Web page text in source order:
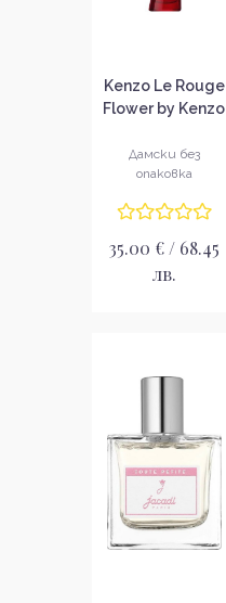
Kenzo Le Rouge
Flower by Kenzo
за жени без
опаковка EDP
Дамски без
опаковка
35.00 € / 68.45
лв.